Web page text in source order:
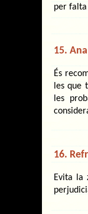
per falta
15.
És
les que
les
16.
Evita la